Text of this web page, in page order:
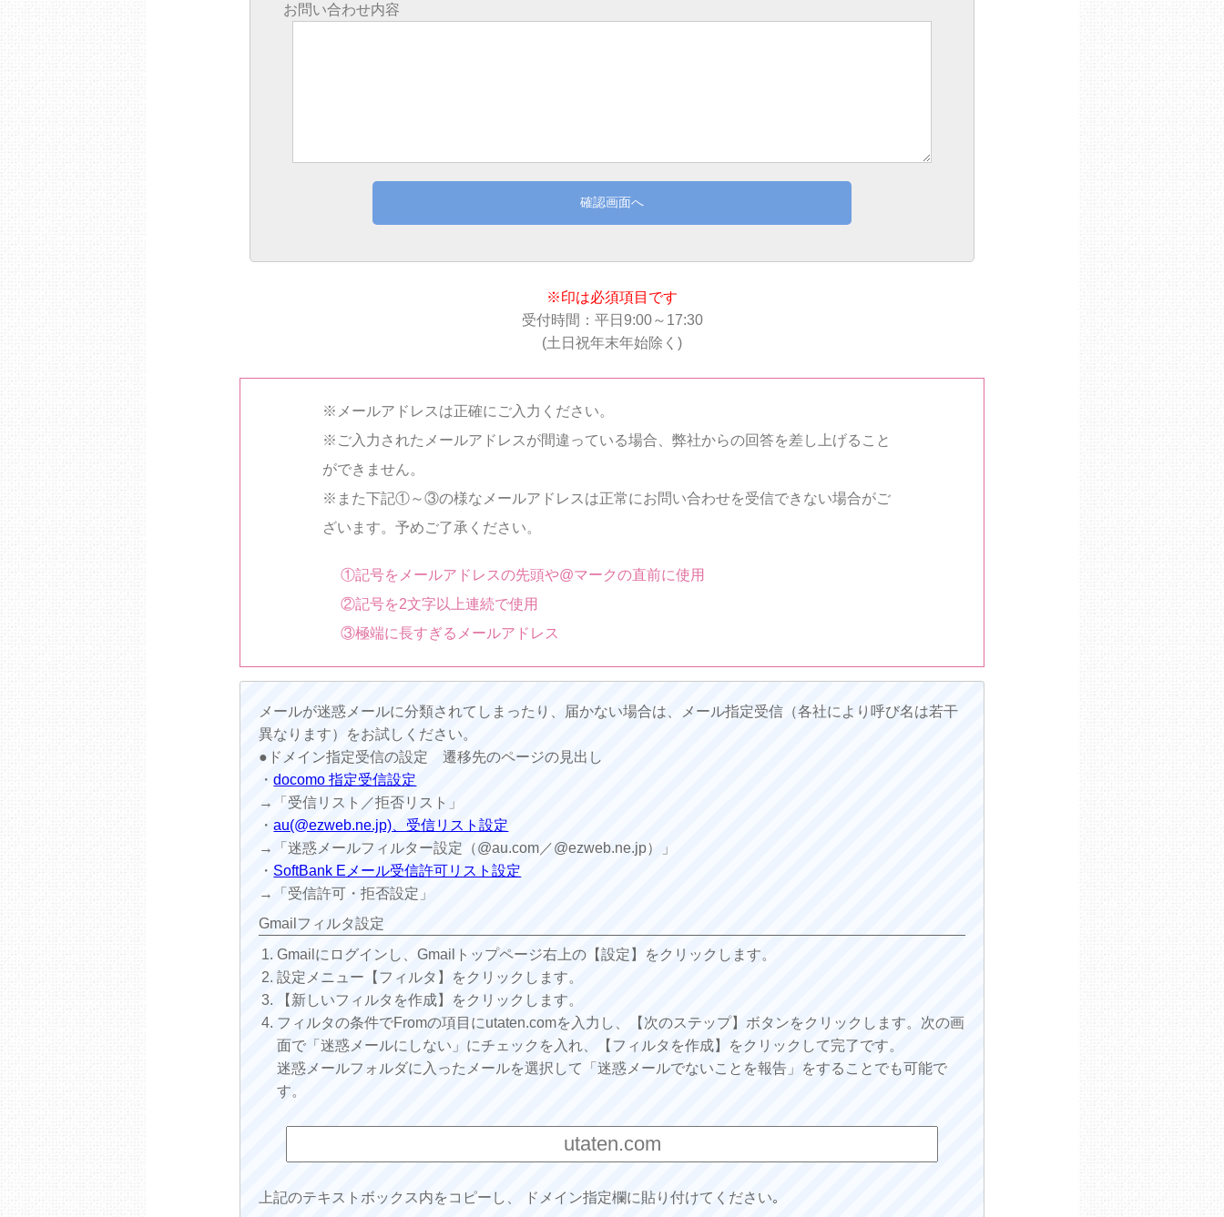
お問い合わせ内容
確認画面へ
※印は必須項目です
受付時間：平日9:00～17:30
(土日祝年末年始除く)
※メールアドレスは正確にご入力ください。
※ご入力されたメールアドレスが間違っている場合、弊社からの回答を差し上げること
ができません。
※また下記①～③の様なメールアドレスは正常にお問い合わせを受信できない場合がご
ざいます。予めご了承ください。
①記号をメールアドレスの先頭や@マークの直前に使用
②記号を2文字以上連続で使用
③極端に長すぎるメールアドレス
メールが迷惑メールに分類されてしまったり、届かない場合は、メール指定受信（各社により呼び名は若干
異なります）をお試しください。
●ドメイン指定受信の設定 遷移先のページの見出し
・docomo 指定受信設定
→「受信リスト／拒否リスト」
・au(@ezweb.ne.jp)、受信リスト設定
→「迷惑メールフィルター設定（@au.com／@ezweb.ne.jp）」
・SoftBank Eメール受信許可リスト設定
→「受信許可・拒否設定」
Gmailフィルタ設定
Gmailにログインし、Gmailトップページ右上の【設定】をクリックします。
設定メニュー【フィルタ】をクリックします。
【新しいフィルタを作成】をクリックします。
フィルタの条件でFromの項目にutaten.comを入力し、【次のステップ】ボタンをクリックします。次の画
面で「迷惑メールにしない」にチェックを入れ、【フィルタを作成】をクリックして完了です。
迷惑メールフォルダに入ったメールを選択して「迷惑メールでないことを報告」をすることでも可能で
す。
上記のテキストボックス内をコピーし、 ドメイン指定欄に貼り付けてください｡